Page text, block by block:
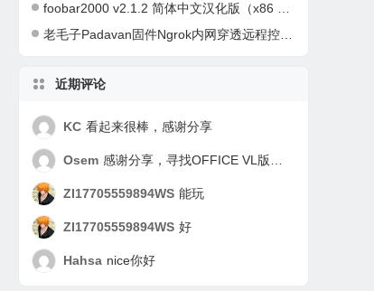
foobar2000 v2.1.2 简体中文汉化版（x86 & x64）- 20240226 更新
老毛子Padavan固件Ngrok内网穿透远程控制路由器教程
近期评论
KC 看起来很棒，感谢分享
Osem 感谢分享，寻找OFFICE VL版好久了，谢谢！
ZI17705559894WS 能玩
ZI17705559894WS 好
Hahsa nice你好